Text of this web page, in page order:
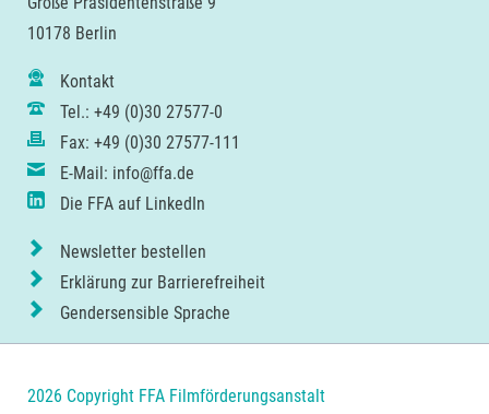
10178 Berlin
Kontakt
Tel.: +49 (0)30 27577-0
Fax: +49 (0)30 27577-111
E-Mail: info@ffa.de
Die FFA auf LinkedIn
Newsletter bestellen
Erklärung zur Barrierefreiheit
Gendersensible Sprache
2026 Copyright FFA Filmförderungsanstalt